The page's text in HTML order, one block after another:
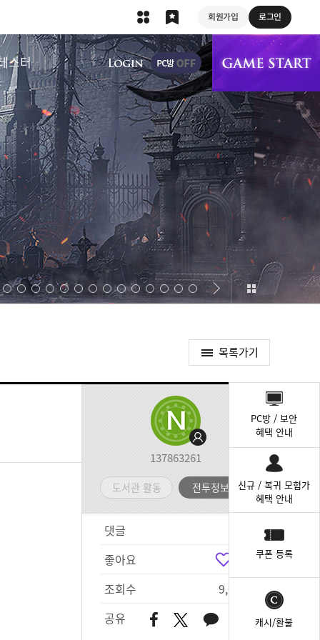
회원가입 로그인
스터
상단 메뉴
목록가기
137863261
도서관 활동 전투정보실
댓글
좋아요
조회수
9,009
공유
PC방 / 보안
혜택 안내
신규 / 복귀 모험가
혜택 안내
쿠폰 등록
캐시/환불